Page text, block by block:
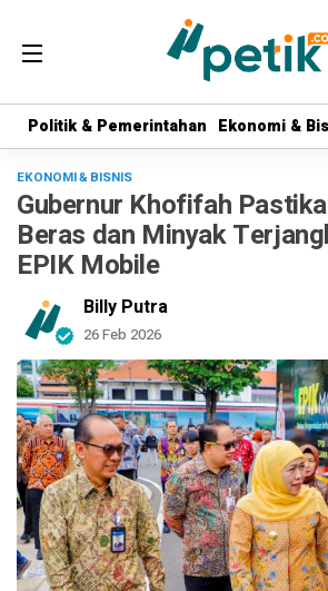
Politik & Pemerintahan Ekonomi &
Politik & Pemerintahan Ekonomi &
EKONOMI & BISNIS
Gubernur Khofifah
Beras dan Minyak
EPIK Mobile
Billy Putra
26 Feb 2026